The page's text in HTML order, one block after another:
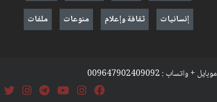
إنسانيات
ثقافة وإعلام منوعات ملفات
موبايل + واتساب : 009647902409092